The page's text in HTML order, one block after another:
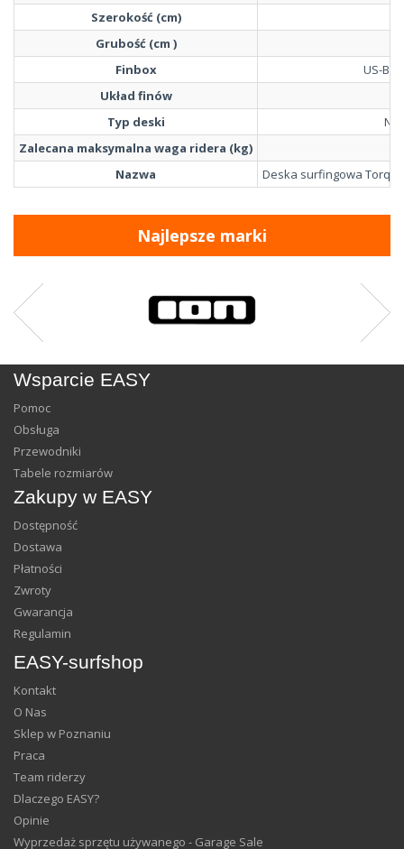
Szerokość (cm)
Grubość (cm )
Finbox
US-
Układ finów
Typ deski
Na
Zalecana maksymalna waga ridera (kg)
Nazwa
Deska surfingowa Torq
Najlepsze marki
Wsparcie EASY
Pomoc
Obsługa
Przewodniki
Tabele rozmiarów
Zakupy w EASY
Dostępność
Dostawa
Płatności
Zwroty
Gwarancja
Regulamin
EASY-surfshop
Kontakt
O Nas
Sklep w Poznaniu
Praca
Team riderzy
Dlaczego EASY?
Opinie
Wyprzedaż sprzętu używanego - Garage Sale